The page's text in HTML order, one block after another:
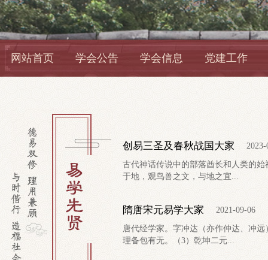
网站首页 学会公告 学会信息 党建工作
创易三圣及春秋战国大家 2023-
古代神话传说中的部落酋长和人类的
于地，观鸟兽之文，与地之宜...
隋唐宋元易学大家 2021-09-06
唐代经学家。字冲达（亦作仲达、冲
理备包有无。（3）乾坤二元...